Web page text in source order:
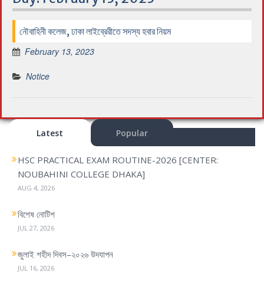
নৌবাহিনী কলেজ, ঢাকা লাইব্রেরীতে সদস্য হবার নিয়ম
February 13, 2023
Notice
Latest Popular
HSC PRACTICAL EXAM ROUTINE-2026 [CENTER:
NOUBAHINI COLLEGE DHAKA]
AUG 4, 2026
বিশেষ নোটিশ
JUL 27, 2026
জুলাই শহীদ দিবস–২০২৬ উদযাপন
JUL 16, 2026